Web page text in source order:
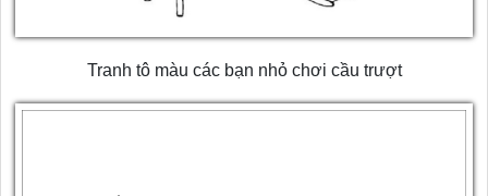
Tranh tô màu các bạn nhỏ chơi cầu trượt